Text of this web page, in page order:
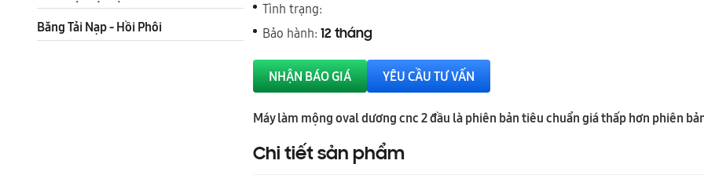
Băng Tải Nạp - Hồi Phôi
Tình trạng:
Bảo hành: 12 tháng
NHẬN BÁO GIÁ YÊU CẦU TƯ VẤN
Máy làm mộng oval dương cnc 2 đầu là phiên bản tiêu chuẩn giá thấp hơn phiên
Chi tiết sản phẩm